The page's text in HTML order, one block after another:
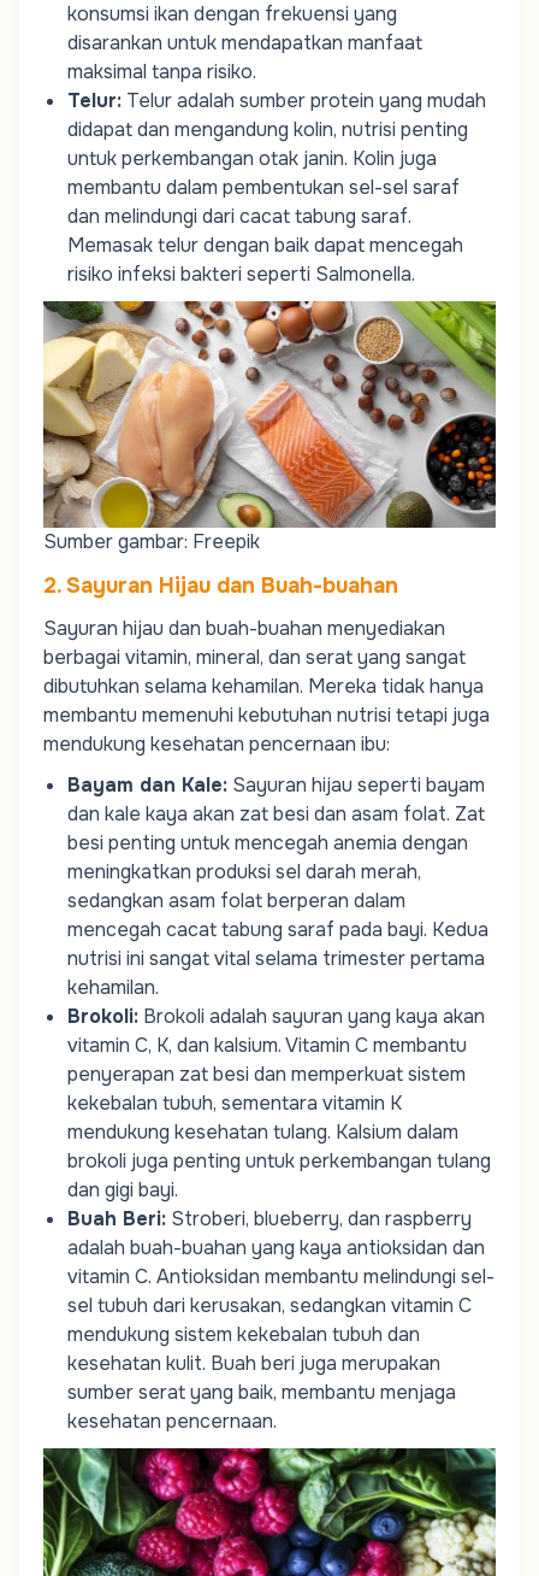
konsumsi ikan dengan frekuensi yang
disarankan untuk mendapatkan manfaat
maksimal tanpa risiko.
Telur: Telur adalah sumber protein yang mudah
didapat dan mengandung kolin, nutrisi penting
untuk perkembangan otak janin. Kolin juga
membantu dalam pembentukan sel-sel saraf
dan melindungi dari cacat tabung saraf.
Memasak telur dengan baik dapat mencegah
risiko infeksi bakteri seperti Salmonella.
Sumber gambar: Freepik
2. Sayuran Hijau dan Buah-buahan
Sayuran hijau dan buah-buahan menyediakan
berbagai vitamin, mineral, dan serat yang sangat
dibutuhkan selama kehamilan. Mereka tidak hanya
membantu memenuhi kebutuhan nutrisi tetapi juga
mendukung kesehatan pencernaan ibu:
Bayam dan Kale: Sayuran hijau seperti bayam
dan kale kaya akan zat besi dan asam folat. Zat
besi penting untuk mencegah anemia dengan
meningkatkan produksi sel darah merah,
sedangkan asam folat berperan dalam
mencegah cacat tabung saraf pada bayi. Kedua
nutrisi ini sangat vital selama trimester pertama
kehamilan.
Brokoli: Brokoli adalah sayuran yang kaya akan
vitamin C, K, dan kalsium. Vitamin C membantu
penyerapan zat besi dan memperkuat sistem
kekebalan tubuh, sementara vitamin K
mendukung kesehatan tulang. Kalsium dalam
brokoli juga penting untuk perkembangan tulang
dan gigi bayi.
Buah Beri: Stroberi, blueberry, dan raspberry
adalah buah-buahan yang kaya antioksidan dan
vitamin C. Antioksidan membantu melindungi sel-
sel tubuh dari kerusakan, sedangkan vitamin C
mendukung sistem kekebalan tubuh dan
kesehatan kulit. Buah beri juga merupakan
sumber serat yang baik, membantu menjaga
kesehatan pencernaan.